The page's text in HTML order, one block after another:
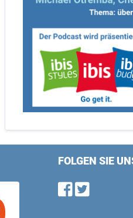
FOLGEN SIE
Find us